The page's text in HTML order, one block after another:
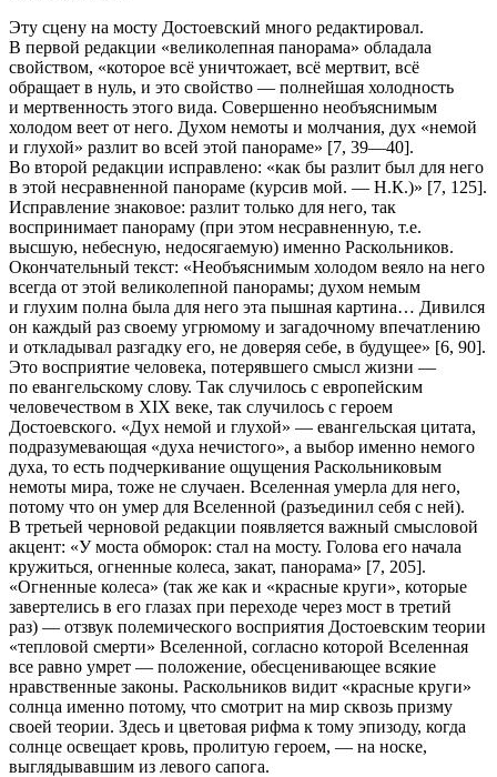
Эту сцену на мосту Достоевский много редактировал.
В первой редакции «великолепная панорама» обладала
свойством, «которое всё уничтожает, всё мертвит, всё
обращает в нуль, и это свойство — полнейшая холодность
и мертвенность этого вида. Совершенно необъяснимым
холодом веет от него. Духом немоты и молчания, дух «немой
и глухой» разлит во всей этой панораме» [7, 39—40].
Во второй редакции исправлено: «как бы разлит был для него
в этой несравненной панораме (курсив мой. — Н.К.)» [7, 125].
Исправление знаковое: разлит только для него, так
воспринимает панораму (при этом несравненную, т.е.
высшую, небесную, недосягаемую) именно Раскольников.
Окончательный текст: «Необъяснимым холодом веяло на него
всегда от этой великолепной панорамы; духом немым
и глухим полна была для него эта пышная картина… Дивился
он каждый раз своему угрюмому и загадочному впечатлению
и откладывал разгадку его, не доверяя себе, в будущее» [6, 90].
Это восприятие человека, потерявшего смысл жизни —
по евангельскому слову. Так случилось с европейским
человечеством в XIX веке, так случилось с героем
Достоевского. «Дух немой и глухой» — евангельская цитата,
подразумевающая «духа нечистого», а выбор именно немого
духа, то есть подчеркивание ощущения Раскольниковым
немоты мира, тоже не случаен. Вселенная умерла для него,
потому что он умер для Вселенной (разъединил себя с ней).
В третьей черновой редакции появляется важный смысловой
акцент: «У моста обморок: стал на мосту. Голова его начала
кружиться, огненные колеса, закат, панорама» [7, 205].
«Огненные колеса» (так же как и «красные круги», которые
завертелись в его глазах при переходе через мост в третий
раз) — отзвук полемического восприятия Достоевским теории
«тепловой смерти» Вселенной, согласно которой Вселенная
все равно умрет — положение, обесценивающее всякие
нравственные законы. Раскольников видит «красные круги»
солнца именно потому, что смотрит на мир сквозь призму
своей теории. Здесь и цветовая рифма к тому эпизоду, когда
солнце освещает кровь, пролитую героем, — на носке,
выглядывавшим из левого сапога.